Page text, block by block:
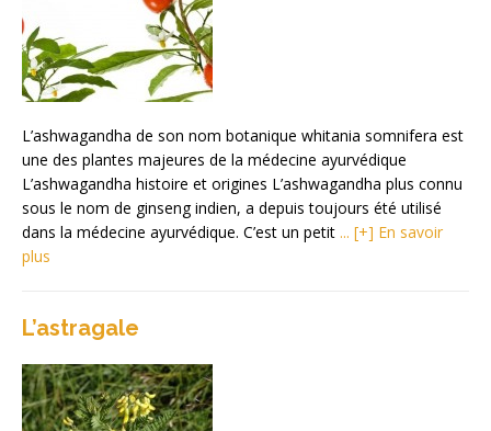
L’ashwagandha de son nom botanique whitania somnifera est
une des plantes majeures de la médecine ayurvédique
L’ashwagandha histoire et origines L’ashwagandha plus connu
sous le nom de ginseng indien, a depuis toujours été utilisé
dans la médecine ayurvédique. C’est un petit ... [+] En savoir
plus
L’astragale